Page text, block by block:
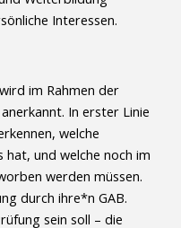
Interessen.
im Rahmen der
In erster Linie
welche
und welche noch im
werden müssen.
durch ihre*n GAB.
sein soll – die